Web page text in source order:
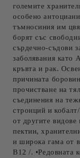
големите
особено
тъмносиния им
борят със
сърдечно-съдови
заболявания като
кръвта и рак.
причината
прочистване на
съединения на
стронций и
от другите видове
пектин,
и широка гама от
В12 /. •Редовната